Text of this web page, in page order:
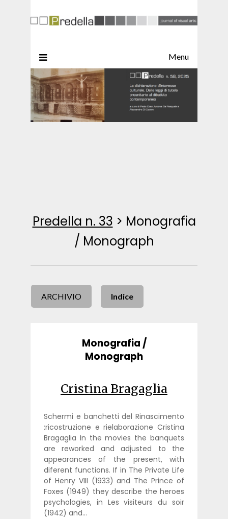
Menu
Predella n. 33 > Monografia
/ Monograph
ARCHIVIO Indice
Monografia /
Monograph
Cristina Bragaglia
Schermi e banchetti del Rinascimento
:ricostruzione e rielaborazione Cristina
Bragaglia In the movies the banquets
are reworked and adjusted to the
appearances of the present, with
diferent functions. If in The Private Life
of Henry VIII (1933) and The Prince of
Foxes (1949) they describe the heroes
psychologies, in Les visiteurs du soir
(1942) and…